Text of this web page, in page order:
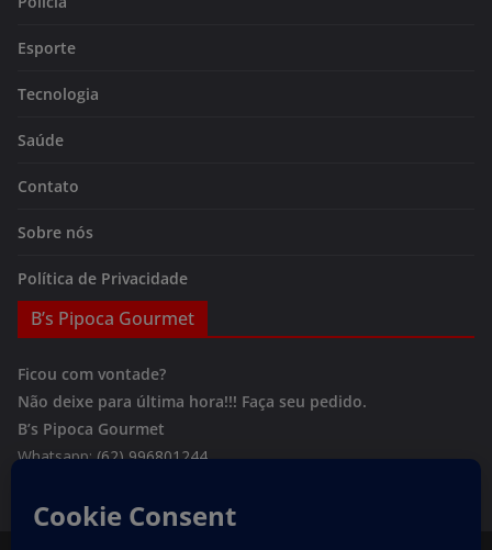
Esporte
Tecnologia
Saúde
Contato
Sobre nós
Política de Privacidade
B’s Pipoca Gourmet
Ficou com vontade?
Não deixe para última hora!!! Faça seu pedido.
B’s Pipoca Gourmet
Whatsapp:(62) 996801244